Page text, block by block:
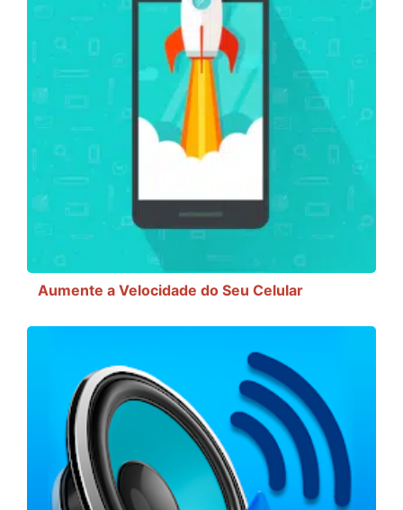
Aumente a Velocidade do Seu Celular